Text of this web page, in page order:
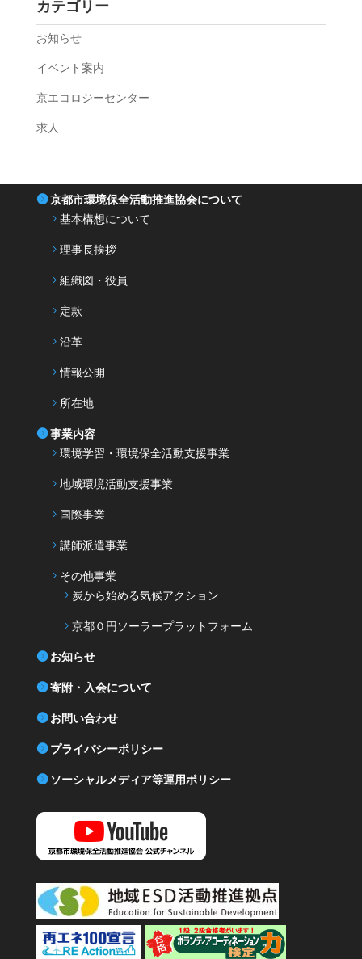
カテゴリー
お知らせ
イベント案内
京エコロジーセンター
求人
京都市環境保全活動推進協会について
基本構想について
理事長挨拶
組織図・役員
定款
沿革
情報公開
所在地
事業内容
環境学習・環境保全活動支援事業
地域環境活動支援事業
国際事業
講師派遣事業
その他事業
炭から始める気候アクション
京都０円ソーラープラットフォーム
お知らせ
寄附・入会について
お問い合わせ
プライバシーポリシー
ソーシャルメディア等運用ポリシー